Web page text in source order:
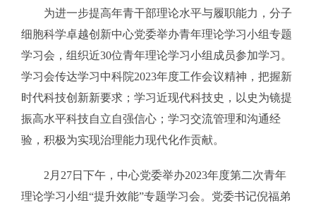
为进一步提高年青干部理论水平与履职能力，分子
细胞科学卓越创新中心党委举办青年理论学习小组专题
学习会，组织近30位青年理论学习小组成员参加学习。
学习会传达学习中科院2023年度工作会议精神，把握新
时代科技创新新要求；学习近现代科技史，以史为镜提
振高水平科技自立自强信心；学习交流管理和沟通经
验，积极为实现治理能力现代化作贡献。
2月27日下午，中心党委举办2023年度第二次青年
理论学习小组“提升效能”专题学习会。党委书记倪福弟